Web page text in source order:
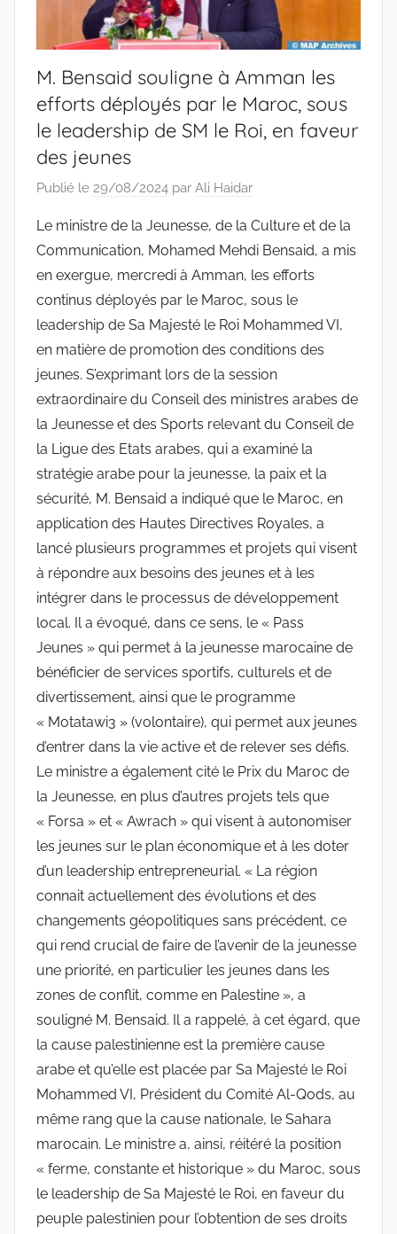
M. Bensaid souligne à Amman les
efforts déployés par le Maroc, sous
le leadership de SM le Roi, en faveur
des jeunes
Publié le 29/08/2024 par Ali Haidar
Le ministre de la Jeunesse, de la Culture et de la
Communication, Mohamed Mehdi Bensaid, a mis
en exergue, mercredi à Amman, les efforts
continus déployés par le Maroc, sous le
leadership de Sa Majesté le Roi Mohammed VI,
en matière de promotion des conditions des
jeunes. S’exprimant lors de la session
extraordinaire du Conseil des ministres arabes de
la Jeunesse et des Sports relevant du Conseil de
la Ligue des Etats arabes, qui a examiné la
stratégie arabe pour la jeunesse, la paix et la
sécurité, M. Bensaid a indiqué que le Maroc, en
application des Hautes Directives Royales, a
lancé plusieurs programmes et projets qui visent
à répondre aux besoins des jeunes et à les
intégrer dans le processus de développement
local. Il a évoqué, dans ce sens, le « Pass
Jeunes » qui permet à la jeunesse marocaine de
bénéficier de services sportifs, culturels et de
divertissement, ainsi que le programme
« Motatawi3 » (volontaire), qui permet aux jeunes
d’entrer dans la vie active et de relever ses défis.
Le ministre a également cité le Prix du Maroc de
la Jeunesse, en plus d’autres projets tels que
« Forsa » et « Awrach » qui visent à autonomiser
les jeunes sur le plan économique et à les doter
d’un leadership entrepreneurial. « La région
connait actuellement des évolutions et des
changements géopolitiques sans précédent, ce
qui rend crucial de faire de l’avenir de la jeunesse
une priorité, en particulier les jeunes dans les
zones de conflit, comme en Palestine », a
souligné M. Bensaid. Il a rappelé, à cet égard, que
la cause palestinienne est la première cause
arabe et qu’elle est placée par Sa Majesté le Roi
Mohammed VI, Président du Comité Al-Qods, au
même rang que la cause nationale, le Sahara
marocain. Le ministre a, ainsi, réitéré la position
« ferme, constante et historique » du Maroc, sous
le leadership de Sa Majesté le Roi, en faveur du
peuple palestinien pour l’obtention de ses droits